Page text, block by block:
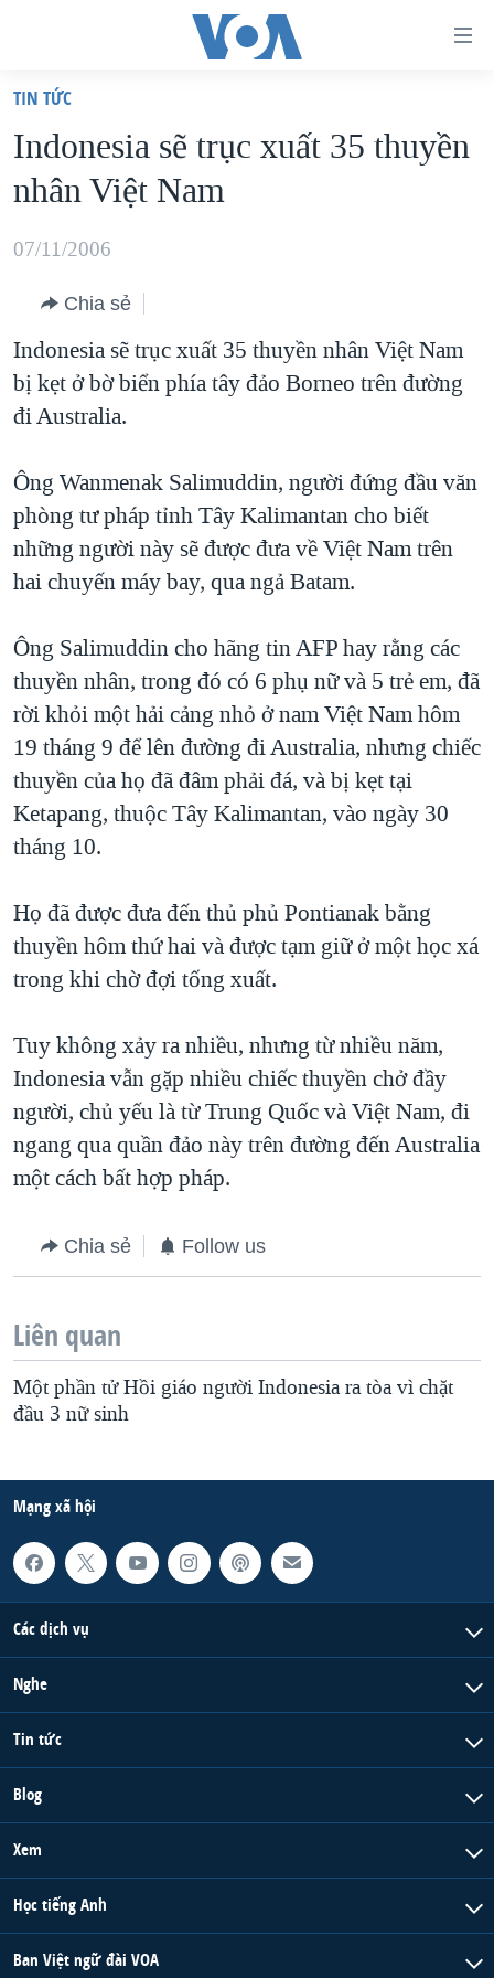
truy
cập
Tới
dung
chính
điều
hướng
chính
tới
"Tìm"
VIỆT NAM
HOA KỲ
BIỂN ĐÔNG
BLOG
DIỄN ĐÀN
MỤC
VẠCH TRẦN TIN GIẢ
NGƯỜI VIỆT HẢI NGOẠI
ĐỜI SỐNG
KINH TẾ
KHOA HỌC
SỨC KHOẺ
VĂN HOÁ
THỂ THAO
GIÁO DỤC
CHIẾN TRANH THƯƠNG MẠI CỦA MỸ: QUÁ KHỨ VÀ HIỆN
TẠI
HÀNH TRÌNH BẦU CỬ 2024
MỘT NĂM CHIẾN TRANH TẠI DẢI GAZA
NGÀY TỊ NẠN THẾ GIỚI
TRỊNH VĨNH BÌNH - NGƯỜI HẠ 'BÊN THẮNG CUỘC'
GROUND ZERO – XƯA VÀ NAY
CHI PHÍ CHIẾN TRANH AFGHANISTAN
CÁC GIÁ TRỊ CỘNG HÒA Ở VIỆT NAM
THƯỢNG ĐỈNH TRUMP-KIM TẠI VIỆT NAM
NGƯ DÂN VIỆT VÀ LÀN SÓNG TRỘM HẢI SÂM
BÊN KIA QUỐC LỘ: TIẾNG VỌNG TỪ NÔNG THÔN MỸ
HỌC TIẾNG ANH
VIDEO
NGHE
Ngôn ngữ khác
TIN TỨC
Indonesia sẽ trục xuất 35 thuyền
nhân Việt Nam
07/11/2006
Chia sẻ
Indonesia sẽ trục xuất 35 thuyền nhân Việt Nam
bị kẹt ở bờ biển phía tây đảo Borneo trên đường
đi Australia.
Ông Wanmenak Salimuddin, người đứng đầu văn
phòng tư pháp tỉnh Tây Kalimantan cho biết
những người này sẽ được đưa về Việt Nam trên
hai chuyến máy bay, qua ngả Batam.
Ông Salimuddin cho hãng tin AFP hay rằng các
thuyền nhân, trong đó có 6 phụ nữ và 5 trẻ em, đã
rời khỏi một hải cảng nhỏ ở nam Việt Nam hôm
19 tháng 9 để lên đường đi Australia, nhưng chiếc
thuyền của họ đã đâm phải đá, và bị kẹt tại
Ketapang, thuộc Tây Kalimantan, vào ngày 30
tháng 10.
Họ đã được đưa đến thủ phủ Pontianak bằng
thuyền hôm thứ hai và được tạm giữ ở một học xá
trong khi chờ đợi tống xuất.
Tuy không xảy ra nhiều, nhưng từ nhiều năm,
Indonesia vẫn gặp nhiều chiếc thuyền chở đầy
người, chủ yếu là từ Trung Quốc và Việt Nam, đi
ngang qua quần đảo này trên đường đến Australia
một cách bất hợp pháp.
Chia sẻ Follow us
Liên quan
Một phần tử Hồi giáo người Indonesia ra tòa vì chặt
đầu 3 nữ sinh
Mạng xã hội
Các dịch vụ
Nghe
Tin tức
Blog
Xem
Học tiếng Anh
Ban Việt ngữ đài VOA